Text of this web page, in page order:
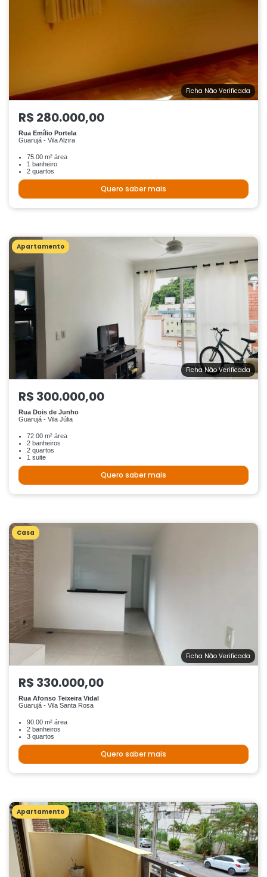
Ficha Não Verificada
R$ 280.000,00
Rua Emílio Portela
Guarujá - Vila Alzira
75.00 m² área
1 banheiro
2 quartos
Quero saber mais
Apartamento
Ficha Não Verificada
R$ 300.000,00
Rua Dois de Junho
Guarujá - Vila Júlia
72.00 m² área
2 banheiros
2 quartos
1 suite
Quero saber mais
Casa
Ficha Não Verificada
R$ 330.000,00
Rua Afonso Teixeira Vidal
Guarujá - Vila Santa Rosa
90.00 m² área
2 banheiros
3 quartos
Quero saber mais
Apartamento